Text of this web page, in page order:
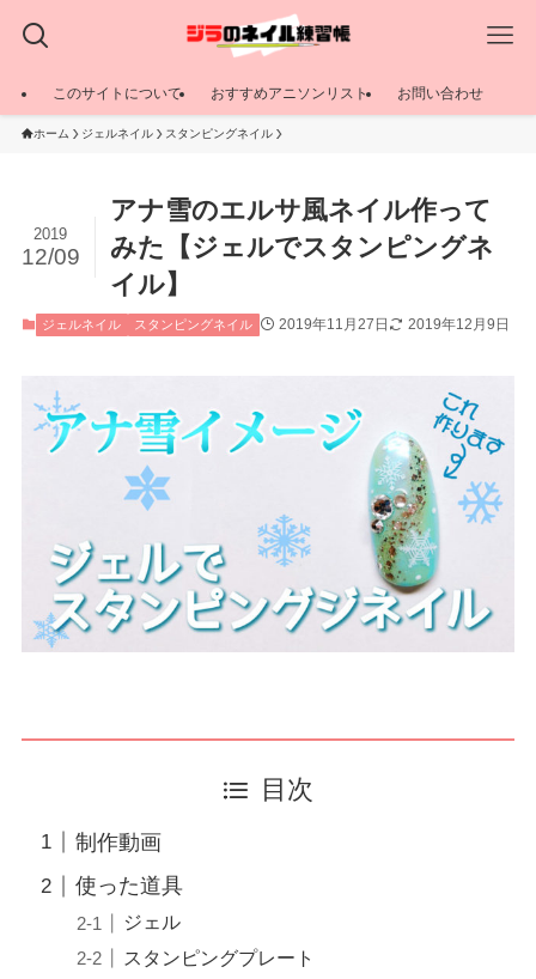
このサイトについて おすすめアニソンリスト お問い合わせ
ホーム ジェルネイル スタンピングネイル
アナ雪のエルサ風ネイル作って
みた【ジェルでスタンピングネ
イル】
2019
12/09
ジェルネイル スタンピングネイル 2019年11月27日 2019年12月9日
目次
制作動画
使った道具
ジェル
スタンピングプレート